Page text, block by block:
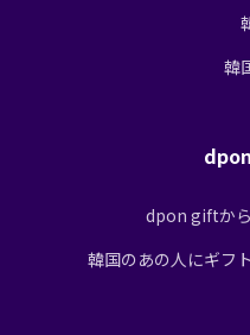
韓
dpon giftか
韓国のあの人にギフ